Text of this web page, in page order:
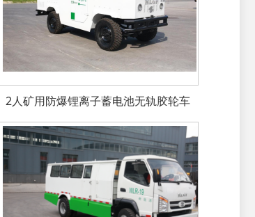
2人矿用防爆锂离子蓄电池无轨胶轮车